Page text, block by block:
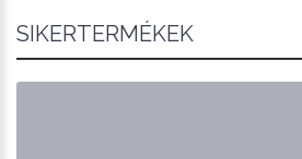
SIKERTERMÉKEK